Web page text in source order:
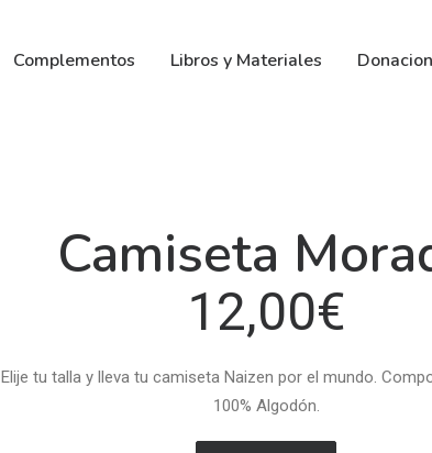
Complementos Libros y Materiales
Camiseta
12,00€
Elije tu talla y lleva tu camiseta Naizen por el mundo.
100% Algodón.